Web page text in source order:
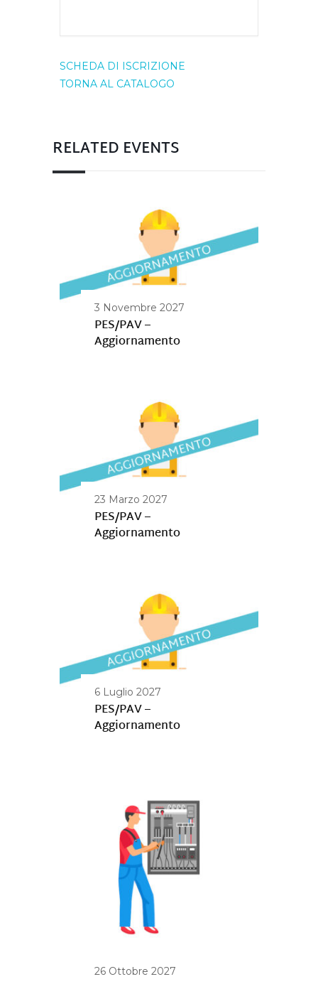
SCHEDA DI ISCRIZIONE
TORNA AL CATALOGO
RELATED EVENTS
3 Novembre 2027
PES/PAV –
Aggiornamento
23 Marzo 2027
PES/PAV –
Aggiornamento
6 Luglio 2027
PES/PAV –
Aggiornamento
26 Ottobre 2027